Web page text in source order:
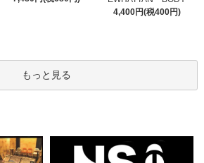
4,400円(税400円)
もっと見る